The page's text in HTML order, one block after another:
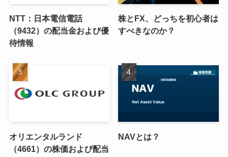
NTT：日本電信電話
（9432）の配当金および優
待情報
株とFX、どっちを初心者は
すべきなのか？
オリエンタルランド
（4661）の株価および配当
NAVとは？